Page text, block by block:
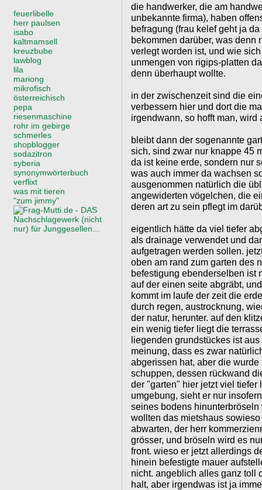
feuerlibelle
herr paulsen
isabo
kaltmamsell
kreuzbube
lawblog
lila
mariong
mikrofisch
österreichisch
pepa
riesenmaschine
rohr im gebirge
schmerles
shopblogger
sodazitron
syberia
synonymwörterbuch
verflixt
was mit tieren
"zum jimmy"
die handwerker, die am
unbekannte firma), haben
befragung (frau kelef geht ja
bekommen darüber, was denn
verlegt worden ist, und wie
unmengen von rigips-platten
denn überhaupt wollte.
in der zwischenzeit sind die
verbessern hier und dort die
irgendwann, so hofft man,
bleibt dann der sogenannte
sich, sind zwar nur knappe 45
da ist keine erde, sondern nur
was auch immer da wachsen
ausgenommen natürlich die
angewiderten vögelchen, die
deren art zu sein pflegt im
eigentlich hätte da viel tiefer
als drainage verwendet und
aufgetragen werden sollen.
oben am rand zum garten des
befestigung ebenderselben ist
auf der einen seite abgräbt,
kommt im laufe der zeit die
durch regen, austrocknung,
der natur, herunter. auf den
ein wenig tiefer liegt die
liegenden grundstückes ist
meinung, dass es zwar
abgerissen hat, aber die
schuppen, dessen rückwand
der "garten" hier jetzt viel
umgebung, sieht er nur
seines bodens
wollten das mietshaus
abwarten, der herr
grösser, und bröseln wird es
front. wieso er jetzt allerdings
hinein befestigte mauer
nicht. angeblich alles ganz toll
halt, aber irgendwas ist ja